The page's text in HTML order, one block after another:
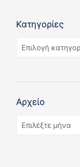
Κατηγορίες
Αρχείο